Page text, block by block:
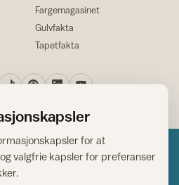
Fargemagasinet
Gulvfakta
Tapetfakta
for at
valgfrie kapsler for preferanser